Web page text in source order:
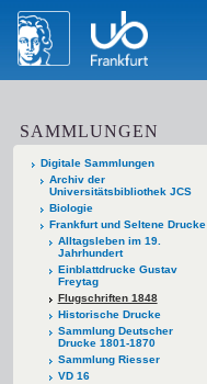
SAMMLUNGEN
Digitale Sammlungen
Archiv der
Universitätsbibliothek JCS
Biologie
Frankfurt und Seltene Drucke
Alltagsleben im 19.
Jahrhundert
Einblattdrucke Gustav
Freytag
Flugschriften 1848
Historische Drucke
Sammlung Deutscher
Drucke 1801-1870
Sammlung Riesser
VD 16